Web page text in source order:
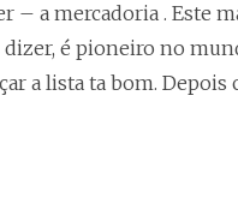
– a mercadoria . Este
é pioneiro no
a lista ta bom. Depois